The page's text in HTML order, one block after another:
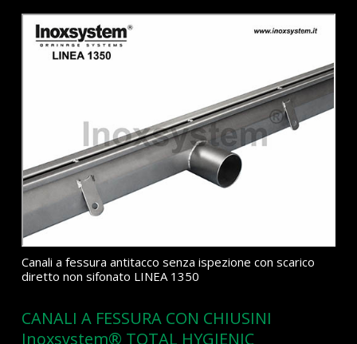
Canali a fessura antitacco senza ispezione con scarico
diretto non sifonato LINEA 1350
CANALI A FESSURA CON CHIUSINI
Inoxsystem® TOTAL HYGIENIC